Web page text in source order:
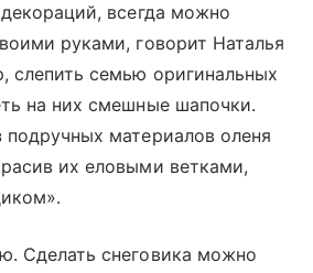
всегда можно
руками, говорит Наталья
слепить семью оригинальных
на них смешные шапочки.
материалов оленя
их еловыми ветками,
Сделать снеговика можно